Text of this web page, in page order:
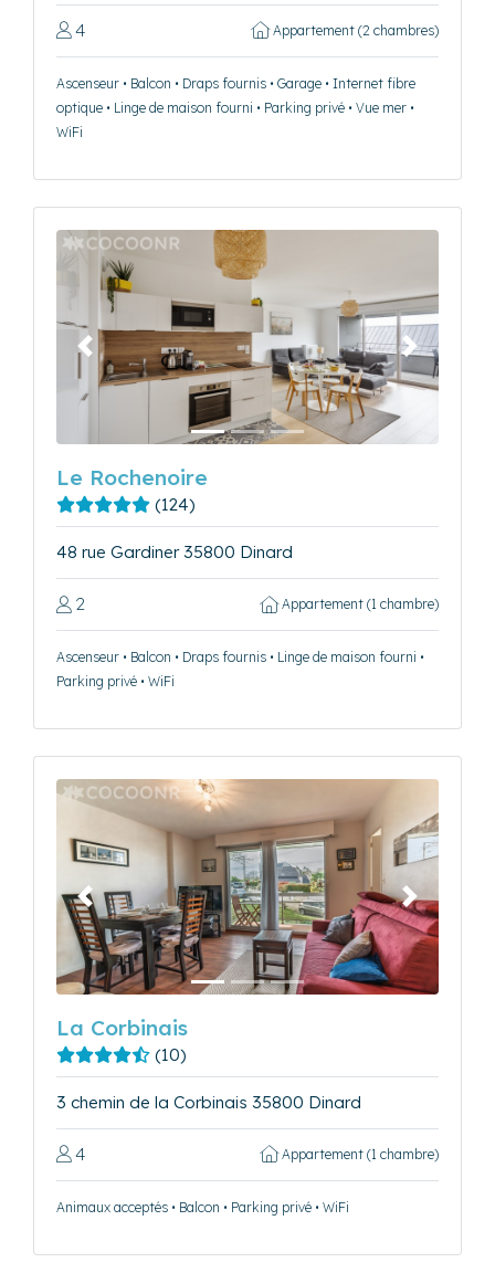
4 Appartement (2 chambres)
Ascenseur • Balcon • Draps fournis • Garage • Internet fibre
optique • Linge de maison fourni • Parking privé • Vue mer •
WiFi
Précédent Suivant
Le Rochenoire
(124)
48 rue Gardiner 35800 Dinard
2 Appartement (1 chambre)
Ascenseur • Balcon • Draps fournis • Linge de maison fourni •
Parking privé • WiFi
Précédent Suivant
La Corbinais
(10)
3 chemin de la Corbinais 35800 Dinard
4 Appartement (1 chambre)
Animaux acceptés • Balcon • Parking privé • WiFi